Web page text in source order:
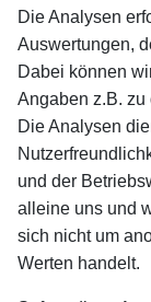
Die Analysen
Auswertungen,
Dabei können
Angaben z.B.
Die Analysen
und der
alleine uns und
sich nicht um
Werten handelt.